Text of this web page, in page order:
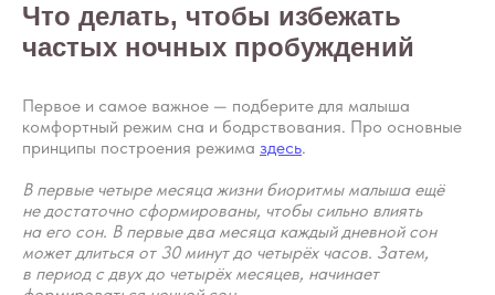
Что делать, чтобы избежать
частых ночных пробуждений
Первое и самое важное — подберите для малыша
комфортный режим сна и бодрствования. Про основные
принципы построения режима здесь.
В первые четыре месяца жизни биоритмы малыша ещё
не достаточно сформированы, чтобы сильно влиять
на его сон. В первые два месяца каждый дневной сон
может длиться от 30 минут до четырёх часов. Затем,
в период с двух до четырёх месяцев, начинает